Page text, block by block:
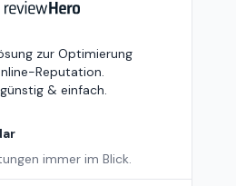
zur Optimierung
Reputation.
& einfach.
immer im Blick.